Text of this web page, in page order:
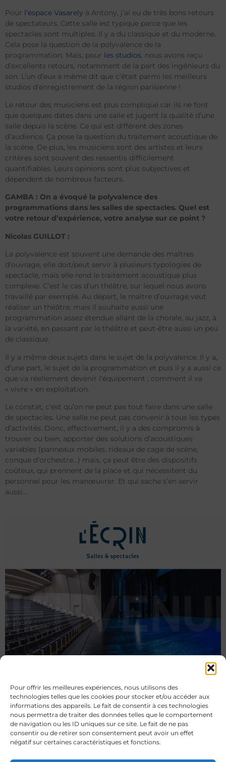
Pour offrir les meilleures expériences, nous utilisons des
technologies telles que les cookies pour stocker et/ou accéder aux
informations des appareils. Le fait de consentir à ces technologies
nous permettra de traiter des données telles que le comportement
de navigation ou les ID uniques sur ce site. Le fait de ne pas
consentir ou de retirer son consentement peut avoir un effet
négatif sur certaines caractéristiques et fonctions.
Pour l’espace Vasarely à Antony, j’ai eu de très bons retours
de spectateurs. Cette salle est typique parce que les
spectacles sont multiples. Il y a du classique et du moderne.
Cela pose la question de la polyvalence de la
programmation. Mais, pour les studios , nous avons reçu
d’excellents retours, notamment de la part des ingénieurs du
son. L’un d’eux a même dit que c’était parmi les meilleurs
studios d’enregistrement de la région parisienne !
Le retour des musiciens est plus compliqué car ils ne font
que quelques dates dans une salle et jugent la qualité d’une
salle depuis la scène. Ce qui est différent des zones
d’audience. Ça pose la question du traitement acoustique de
la scène. De plus, les musiciens sont des artistes et leurs
critères sont souvent des ressentis difficilement
quantifiables. Leurs opinions sont plus subjectives et
dépendent de nombreux facteurs.
GAMBA : On a évoqué la polyvalence des
programmations dans les salles de spectacles. Quel est
votre retour d’expérience, votre analyse sur ce point ?
Nicolas GUILLOT :
La polyvalence est souvent une demande des maîtres
d’ouvrage, elle doit/peut servir à plusieurs typologies de
spectacle, mais elle rend le traitement acoustique plus
complexe. C’est le cas d’un théâtre, sur lequel nous avons
travaillé par exemple. Au départ, le maître d’ouvrage veut
réaliser un théâtre, mais il souhaite aussi une
programmation assez étendue allant de la chorale, au jazz, à
la variété, en passant par le théâtre et peut-être aussi un peu
de classique.
Il y a même deux sujets dans le sujet de la polyvalence. Il y a,
d’une part, le sujet de la programmation et puis il y a aussi ce
que va réellement devenir l’équipement ; comment il va
« vivre » en exploitation.
Le constat, c’est qu’on ne peut pas tout faire dans une salle
de spectacles. Une salle ne peut pas convenir à tous les types
d’activités. Donc, effectivement, il y a des compromis à
trouver ou bien, apporter des solutions d’acoustiques
variables (panneaux mobiles, rideaux de cage de scène,
conque d’orchestre…) mais, ça peut être des dispositifs
coûteux, qui prennent de la place et qui nécessitent du
personnel pour les manœuvrer. Et qui sache s’en servir
aussi…